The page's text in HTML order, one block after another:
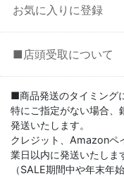
お気に入りに登録
■店頭受取について
■商品発送のタイミング
特にご指定がない場合
発送いたします。
クレジット、Amazonペ
業日以内に発送いたしま
（SALE期間中や年末年